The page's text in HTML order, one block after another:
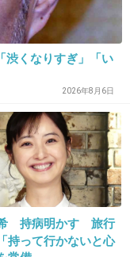
-199
-24
渋くなりすぎ」「い
2026年8月6日
持病明かす 旅行
持って行かないと心